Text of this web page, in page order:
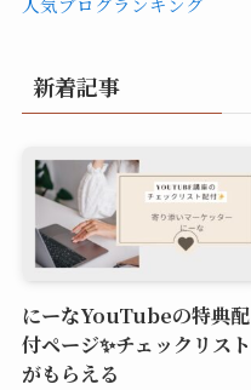
新着記事
にーなYouTubeの特典配
付ページ✨チェックリスト
がもらえる